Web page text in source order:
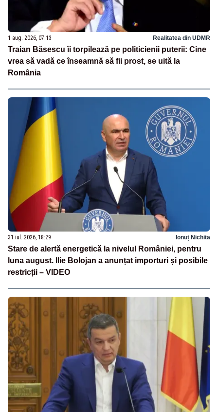
1 aug. 2026, 07:13 Realitatea din UDMR
Traian Băsescu îi torpilează pe politicienii puterii: Cine
vrea să vadă ce înseamnă să fii prost, se uită la
România
31 iul. 2026, 18:29 Ionuț Nichita
Stare de alertă energetică la nivelul României, pentru
luna august. Ilie Bolojan a anunțat importuri și posibile
restricții – VIDEO